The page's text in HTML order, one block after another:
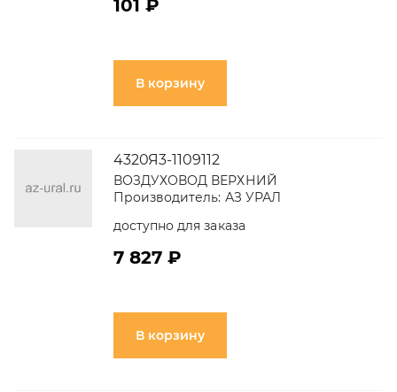
101 ₽
В корзину
4320Я3-1109112
ВОЗДУХОВОД ВЕРХНИЙ
Производитель: АЗ УРАЛ
доступно для заказа
7 827 ₽
В корзину